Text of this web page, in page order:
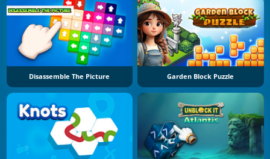
Disassemble The Picture Garden Block Puzzle